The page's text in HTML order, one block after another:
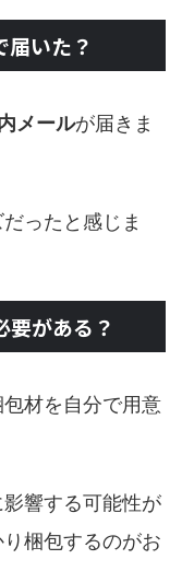
届いた？
メールが届きま
ったと感じま
要がある？
材を自分で用意
響する可能性が
梱包するのがお